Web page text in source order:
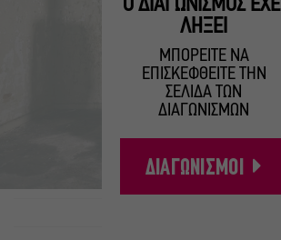
Ο ΔΙΑΓΩΝΙΣΜΟΣ
ΛΗΞΕΙ
ΜΠΟΡΕΙΤΕ ΝΑ
ΕΠΙΣΚΕΦΘΕΙΤΕ ΤΗΝ
ΣΕΛΙΔΑ ΤΩΝ
ΔΙΑΓΩΝΙΣΜΩΝ
ΔΙΑΓΩΝΙΣΜΟΙ